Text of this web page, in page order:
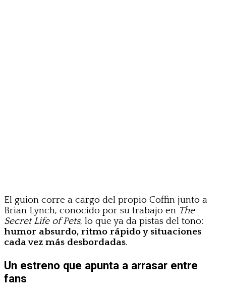
El guion corre a cargo del propio Coffin junto a
Brian Lynch, conocido por su trabajo en The
Secret Life of Pets, lo que ya da pistas del tono:
humor absurdo, ritmo rápido y situaciones
cada vez más desbordadas.
Un estreno que apunta a arrasar entre
fans